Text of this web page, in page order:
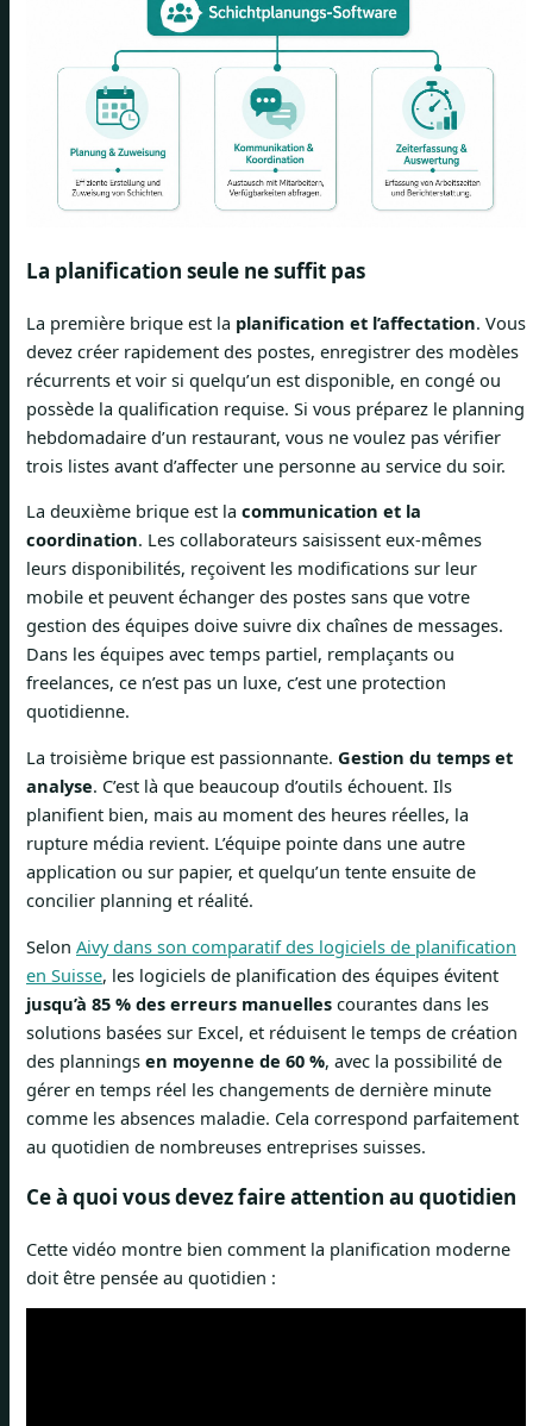
La planification seule ne suffit pas
La première brique est la planification et l’affectation. Vous
devez créer rapidement des postes, enregistrer des modèles
récurrents et voir si quelqu’un est disponible, en congé ou
possède la qualification requise. Si vous préparez le planning
hebdomadaire d’un restaurant, vous ne voulez pas vérifier
trois listes avant d’affecter une personne au service du soir.
La deuxième brique est la communication et la
coordination. Les collaborateurs saisissent eux-mêmes
leurs disponibilités, reçoivent les modifications sur leur
mobile et peuvent échanger des postes sans que votre
gestion des équipes doive suivre dix chaînes de messages.
Dans les équipes avec temps partiel, remplaçants ou
freelances, ce n’est pas un luxe, c’est une protection
quotidienne.
La troisième brique est passionnante. Gestion du temps et
analyse. C’est là que beaucoup d’outils échouent. Ils
planifient bien, mais au moment des heures réelles, la
rupture média revient. L’équipe pointe dans une autre
application ou sur papier, et quelqu’un tente ensuite de
concilier planning et réalité.
Selon Aivy dans son comparatif des logiciels de planification
en Suisse, les logiciels de planification des équipes évitent
jusqu’à 85 % des erreurs manuelles courantes dans les
solutions basées sur Excel, et réduisent le temps de création
des plannings en moyenne de 60 %, avec la possibilité de
gérer en temps réel les changements de dernière minute
comme les absences maladie. Cela correspond parfaitement
au quotidien de nombreuses entreprises suisses.
Ce à quoi vous devez faire attention au quotidien
Cette vidéo montre bien comment la planification moderne
doit être pensée au quotidien :